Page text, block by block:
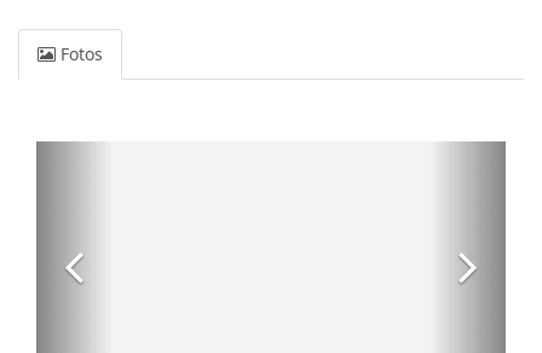
Fotos